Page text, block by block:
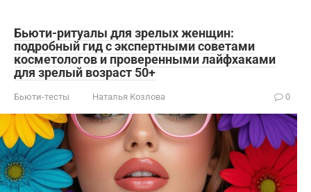
Бьюти-ритуалы для зрелых женщин:
подробный гид с экспертными советами
косметологов и проверенными лайфхаками
для зрелый возраст 50+
Бьюти-тесты Наталья Козлова 0